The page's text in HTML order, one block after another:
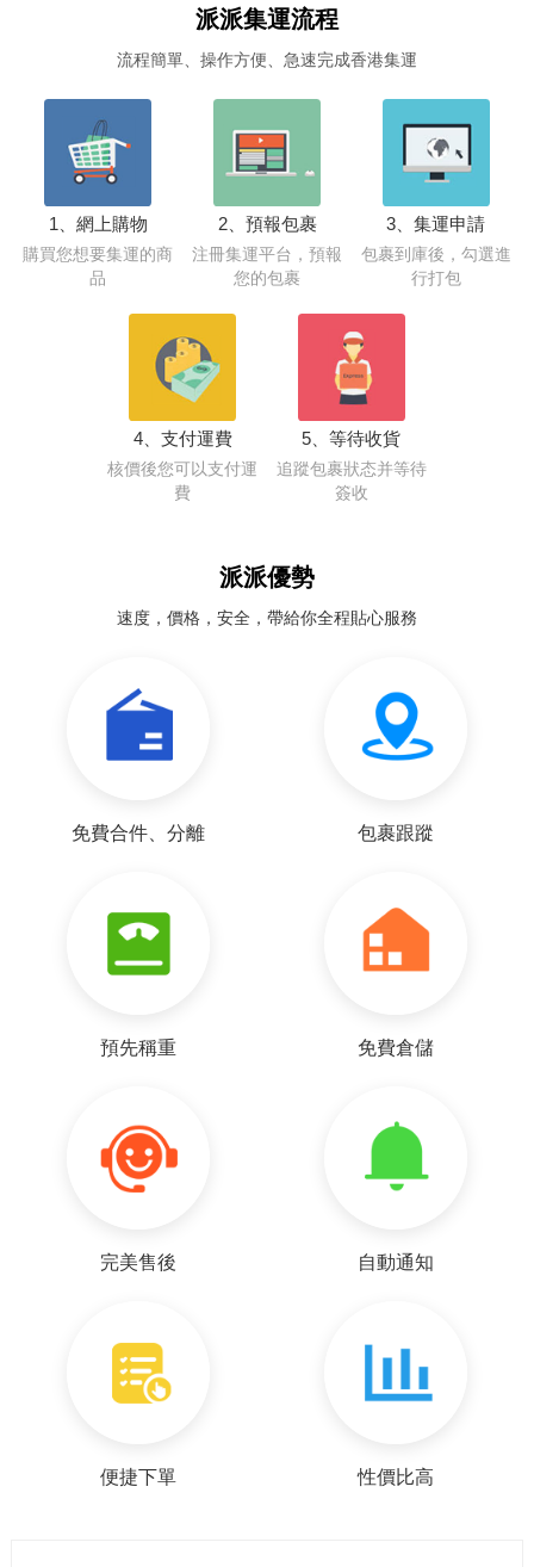
派派集運流程
流程簡單、操作方便、急速完成香港集運
1、網上購物
購買您想要集運的商
品
2、預報包裹
注冊集運平台，預報
您的包裹
3、集運申請
包裹到庫後，勾選進
行打包
4、支付運費
核價後您可以支付運
費
5、等待收貨
追蹤包裹狀态并等待
簽收
派派優勢
速度，價格，安全，帶給你全程貼心服務
免費合件、分離 包裹跟蹤
預先稱重 免費倉儲
完美售後 自動通知
便捷下單 性價比高
運送非常快速的集運商 非常值得大家推薦
寶貝送達 非常值得大力推薦的好賣家
高***7（匿名）
寶貝都收到了 配合很久的集運中心 很值得推薦的好
優秀的集運，快速又劃算，也把商品保護得很好！